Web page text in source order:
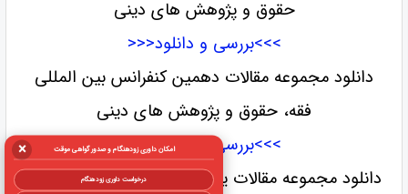
حقوق و پژوهش های دینی
>>>بررسی و دانلود<<<
دانلود مجموعه مقالات دهمین کنفرانس بین المللی
فقه، حقوق و پژوهش های دینی
>>>بررسی و دانلود<<<
دانلود مجموعه مقالات یازدهمین کنفرانس بین المللی
× امکان داوری زودهنگام و صدور گواهی موقت
درخواست داوری زودهنگام